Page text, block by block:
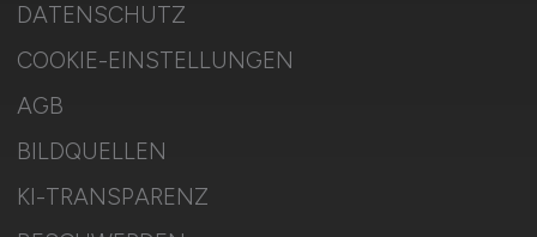
DATENSCHUTZ
COOKIE-EINSTELLUNGEN
AGB
BILDQUELLEN
KI-TRANSPARENZ